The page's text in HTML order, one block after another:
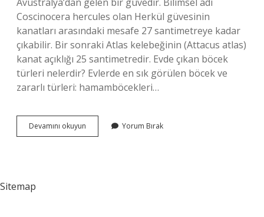
Coscinocera hercules olan Herkül güvesinin
kanatları arasındaki mesafe 27 santimetreye kadar
çıkabilir. Bir sonraki Atlas kelebeğinin (Attacus atlas)
kanat açıklığı 25 santimetredir. Evde çıkan böcek
türleri nelerdir? Evlerde en sık görülen böcek ve
zararlı türleri: hamamböcekleri…
Devamını okuyun
Bin
Yorum Bırak
Sitemap